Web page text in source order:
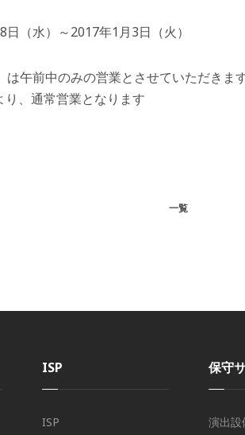
日（水）～2017年1月3日（火）
午前中のみの営業とさせていただきます
、通常営業となります
一覧
ISP
ISP
保守
演出設